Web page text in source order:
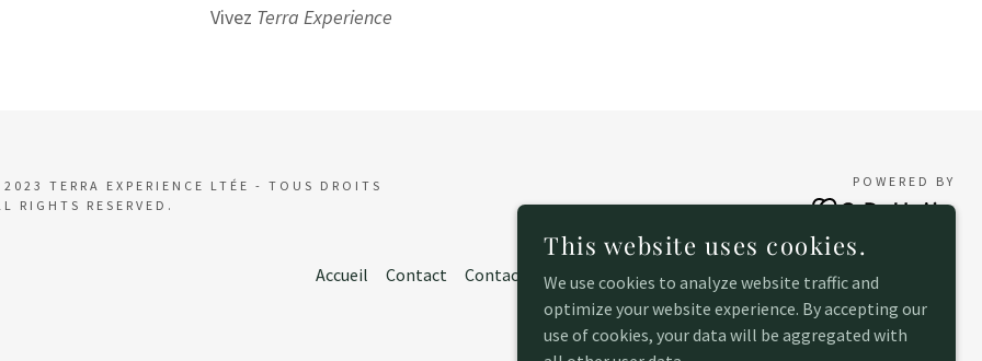
Terra Experience
TERRA EXPERIENCE LTÉE - TOUS DROITS
RIGHTS RESERVED.
POWERED BY
Accueil Contact Contact
This website uses cookies.
We use cookies to analyze website traffic and
optimize your website experience. By accepting our
use of cookies, your data will be aggregated with